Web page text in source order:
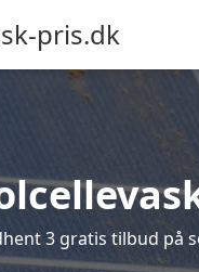
pris.dk
3 gratis tilbud på